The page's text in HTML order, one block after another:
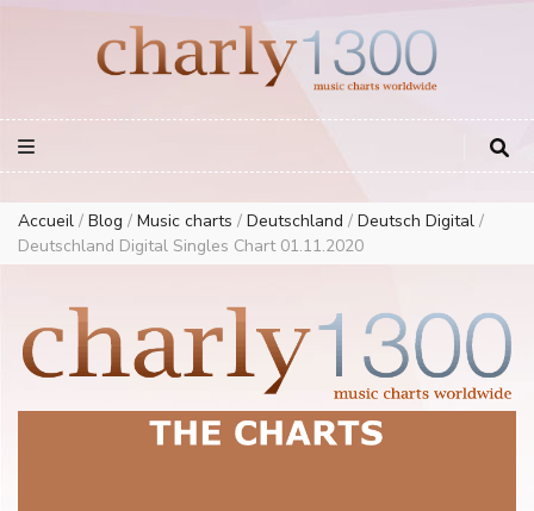
European Music Charts plus USA and Australia
Accueil / Blog / Music charts / Deutschland / Deutsch Digital /
Deutschland Digital Singles Chart 01.11.2020